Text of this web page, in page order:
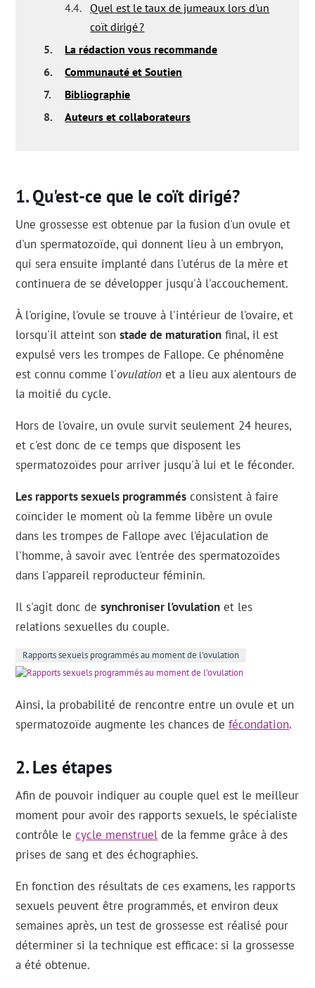
4.4.
Quel est le taux de jumeaux lors d'un
coït dirigé ?
5.
La rédaction vous recommande
6.
Communauté et Soutien
7.
Bibliographie
8.
Auteurs et collaborateurs
Qu'est-ce que le coït dirigé?
Une grossesse est obtenue par la fusion d'un ovule et
d'un spermatozoïde, qui donnent lieu à un embryon,
qui sera ensuite implanté dans l'utérus de la mère et
continuera de se développer jusqu'à l'accouchement.
À l'origine, l'ovule se trouve à l'intérieur de l'ovaire, et
lorsqu'il atteint sonstade de maturation final, il est
expulsé vers les trompes de Fallope. Ce phénomène
est connu comme l'ovulation et a lieu aux alentours de
la moitié du cycle.
Hors de l'ovaire, un ovule survit seulement 24 heures,
et c'est donc de ce temps que disposent les
spermatozoïdes pour arriver jusqu'à lui et le féconder.
Les rapports sexuels programmés consistent à faire
coïncider le moment où la femme libère un ovule
dans les trompes de Fallope avec l'éjaculation de
l'homme, à savoir avec l'entrée des spermatozoïdes
dans l'appareil reproducteur féminin.
Il s'agit donc desynchroniser l'ovulation et les
relations sexuelles du couple.
Rapports sexuels programmés au moment de l'ovulation
Ainsi, la probabilité de rencontre entre un ovule et un
spermatozoïde augmente les chances defécondation.
Les étapes
Afin de pouvoir indiquer au couple quel est le meilleur
moment pour avoir des rapports sexuels, le spécialiste
contrôle lecycle menstruel de la femme grâce à des
prises de sang et des échographies.
En fonction des résultats de ces examens, les rapports
sexuels peuvent être programmés, et environ deux
semaines après, un test de grossesse est réalisé pour
déterminer si la technique est efficace: si la grossesse
a été obtenue.